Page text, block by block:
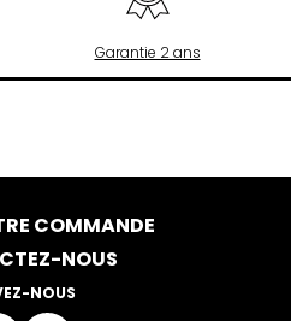
Garantie 2 ans
COMMANDE
NOUS
NOUS